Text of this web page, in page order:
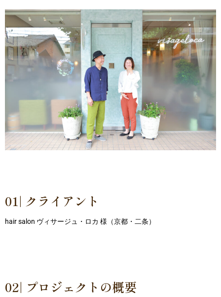
01| クライアント
hair salon ヴィサージュ・ロカ 様（京都・二条）
02| プロジェクトの概要